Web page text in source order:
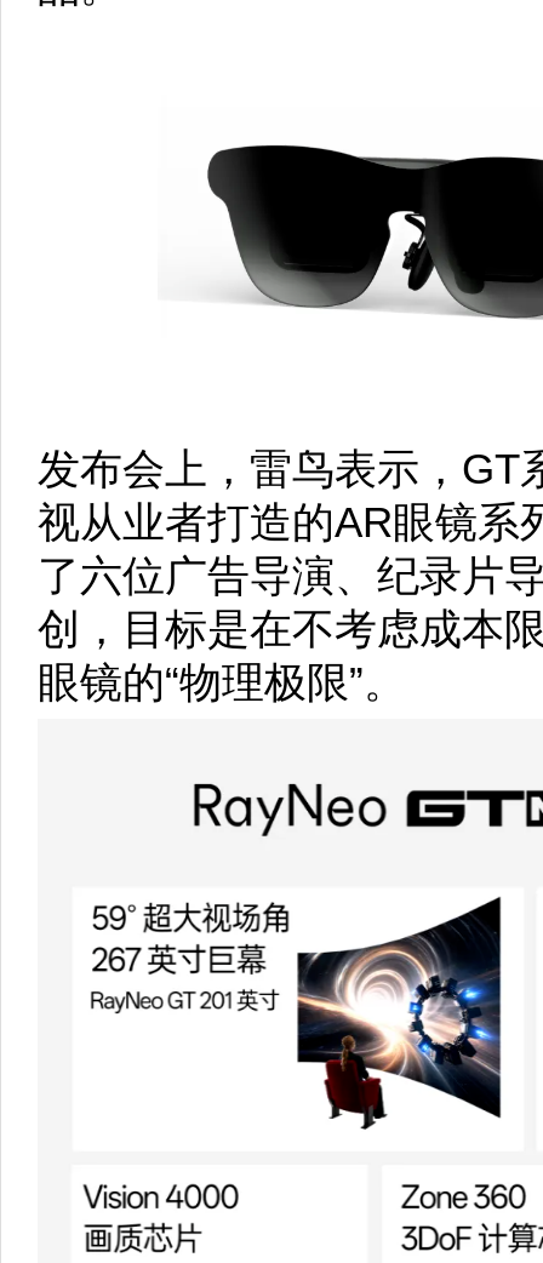
发布会上，雷鸟表示，GT
视从业者打造的AR眼镜系
了六位广告导演、纪录片
创，目标是在不考虑成本
眼镜的“物理极限”。